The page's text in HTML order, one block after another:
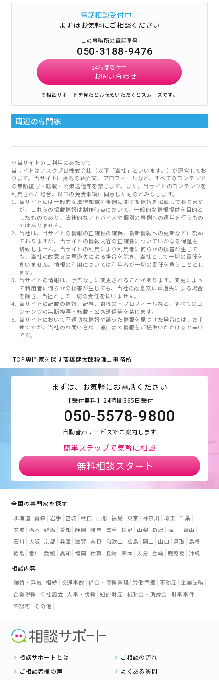
電話相談受付中！
まずはお気軽にご相談ください
この事務所の電話番号
050-3188-9476
24時間受付中
お問い合わせ
※相談サポートを見たとお伝えいただくとスムーズです。
周辺の専門家
※当サイトのご利用にあたって
当サイトはアスクプロ株式会社（以下「当社」といいます。）が運営してお
ります。当サイトに掲載の紹介文、プロフィールなど、すべてのコンテンツ
の無断複写・転載・公衆送信等を禁じます。また、当サイトのコンテンツを
利用された場合、以下の免責事項に同意したものとみなします。
当サイトには一般的な法律知識や事例に関する情報を掲載しております
が、これらの掲載情報は制作時点において、一般的な情報提供を目的と
したものであり、法律的なアドバイスや個別の事例への適用を行うもの
ではありません。
当社は、当サイトの情報の正確性の確保、最新情報への更新などに努め
ておりますが、当サイトの情報内容の正確性についていかなる保証も一
切致しません。当サイトの利用により利用者に何らかの損害が生じて
も、当社の故意又は重過失による場合を除き、当社として一切の責任を
負いません。情報の利用については利用者が一切の責任を負うこととし
ます。
当サイトの情報は、予告なしに変更されることがあります。変更によっ
て利用者に何らかの損害が生じても、当社の故意又は重過失による場合
を除き、当社として一切の責任を負いません。
当サイトに記載の情報、記事、寄稿文・プロフィールなど、すべてのコ
ンテンツの無断複写・転載・公衆送信等を禁じます。
当サイトにおいて不適切な情報や誤った情報を見つけた場合には、お手
数ですが、当社のお問い合わせ窓口まで情報をご提供いただけると幸い
です。
TOP専門家を探す髙橋健太郎税理士事務所
まずは、お気軽にお電話ください
【受付無料】24時間365日受付
050-5578-9800
自動音声サービスでご案内します
簡単ステップで気軽に相談
無料相談スタート
全国の専門家を探す
北海道 青森 岩手 宮城 秋田 山形 福島 東京 神奈川 埼玉
千葉
茨城 栃木 群馬 愛知 静岡 岐阜 三重 長野 山梨 新潟 福井
富山
石川
大阪 京都 兵庫 滋賀 奈良 和歌山 広島 岡山 山口 鳥取
島根
徳島 香川 愛媛 高知 福岡 佐賀 長崎 熊本 大分 宮崎 鹿児島 沖縄
相談内容
離婚・浮気 相続 交通事故 借金・債務整理 労働問題 不動産 企業法務
企業税務 会社設立 人事・労務 知的財産 補助金・助成金 刑事事件
許認可 その他
相談サポートとは
ご相談の流れ
ご相談者様の声
よくある質問